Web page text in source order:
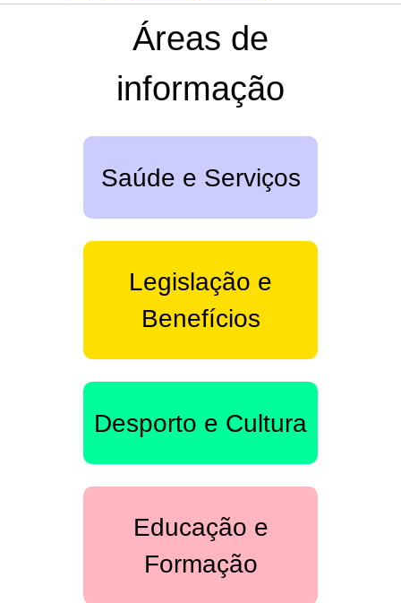
Áreas de
informação
Saúde e Serviços
Legislação e
Benefícios
Desporto e Cultura
Educação e
Formação